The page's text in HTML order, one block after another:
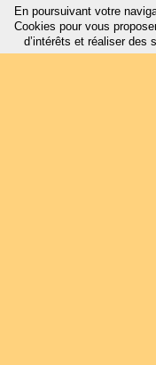
En poursuivant votre
Cookies pour vous
d’intérêts et réaliser des